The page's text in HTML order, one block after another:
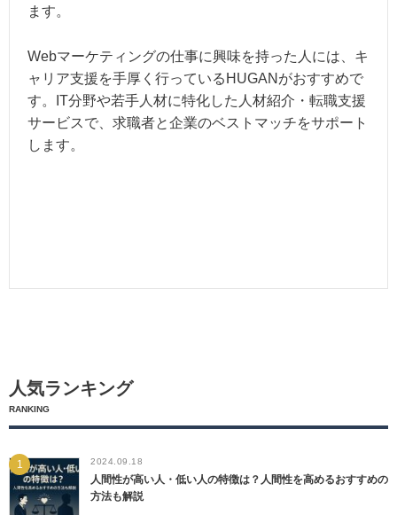
ます。
Webマーケティングの仕事に興味を持った人には、キ
ャリア支援を手厚く行っているHUGANがおすすめで
す。IT分野や若手人材に特化した人材紹介・転職支援
サービスで、求職者と企業のベストマッチをサポート
します。
人気ランキング
RANKING
2024.09.18
人間性が高い人・低い人の特徴は？人間性を高めるおすすめの
方法も解説